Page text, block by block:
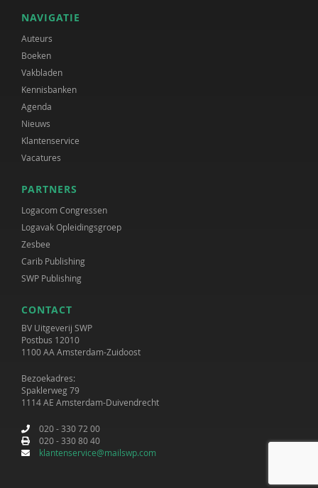
NAVIGATIE
Auteurs
Boeken
Vakbladen
Kennisbanken
Agenda
Nieuws
Klantenservice
Vacatures
PARTNERS
Logacom Congressen
Logavak Opleidingsgroep
Zesbee
Carib Publishing
SWP Publishing
CONTACT
BV Uitgeverij SWP
Postbus 12010
1100 AA Amsterdam-Zuidoost
Bezoekadres:
Spaklerweg 79
1114 AE Amsterdam-Duivendrecht
020 - 330 72 00
020 - 330 80 40
klantenservice@mailswp.com